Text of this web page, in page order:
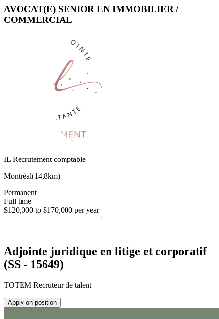
AVOCAT(E) SENIOR EN IMMOBILIER /
COMMERCIAL
IL Recrutement comptable
Montréal(14,8km)
Permanent
Full time
$120,000 to $170,000 per year
Adjointe juridique en litige et corporatif
(SS - 15649)
TOTEM Recruteur de talent
Apply on position